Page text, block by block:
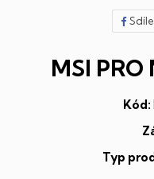
MSI PRO
Kód:
Typ